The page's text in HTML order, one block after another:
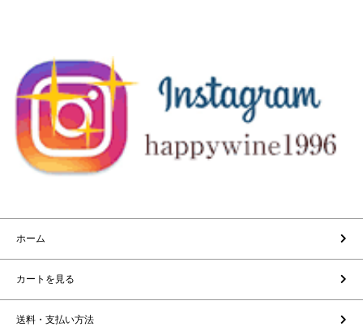
ホーム
カートを見る
送料・支払い方法